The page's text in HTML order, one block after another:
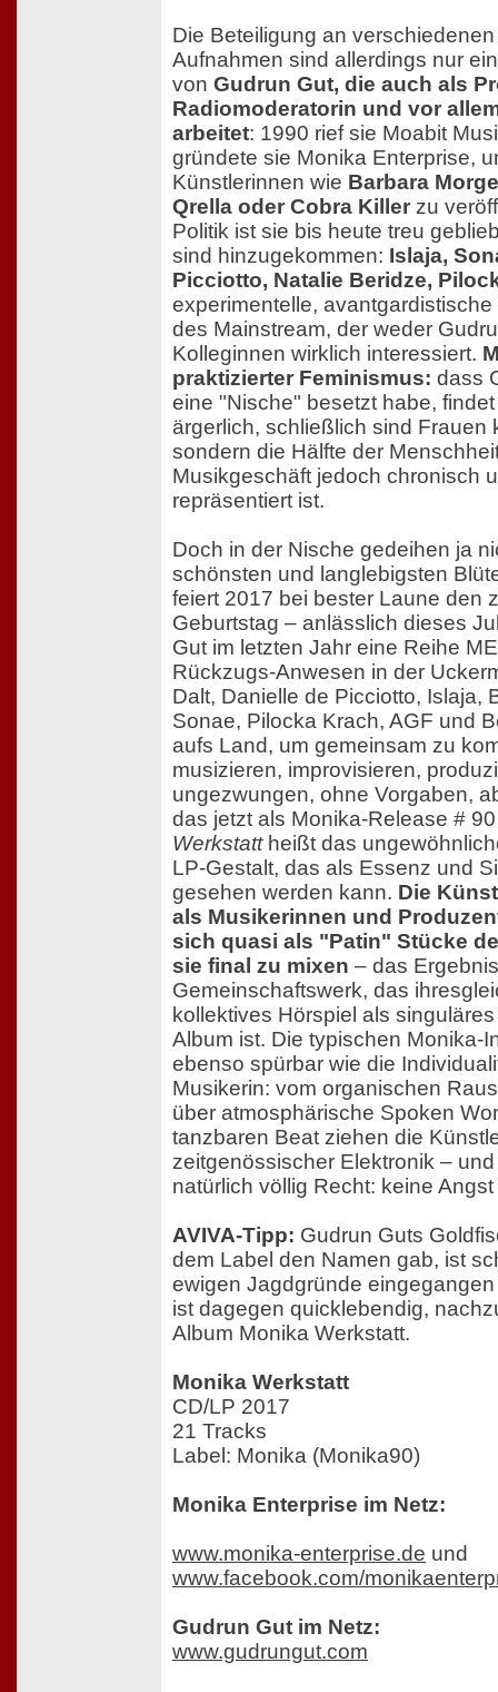
Die Beteiligung an
Aufnahmen sind allerdings nur
von Gudrun Gut, die auch als
Radiomoderatorin und vor
arbeitet: 1990 rief sie Moabit
gründete sie Monika Enterprise,
Künstlerinnen wie Barbara
Qrella oder Cobra Killer zu
Politik ist sie bis heute treu
sind hinzugekommen: Islaja,
Picciotto, Natalie Beridze,
experimentelle,
des Mainstream, der weder
Kolleginnen wirklich interessiert.
praktizierter Feminismus: dass
eine "Nische" besetzt habe,
ärgerlich, schließlich sind Frauen
sondern die Hälfte der
Musikgeschäft jedoch chronisch
repräsentiert ist.
Doch in der Nische gedeihen ja
schönsten und langlebigsten
feiert 2017 bei bester Laune den
Geburtstag – anlässlich dieses
Gut im letzten Jahr eine Reihe
Rückzugs-Anwesen in der
Dalt, Danielle de Picciotto, Islaja,
Sonae, Pilocka Krach, AGF und
aufs Land, um gemeinsam zu
musizieren, improvisieren,
ungezwungen, ohne Vorgaben,
das jetzt als Monika-Release #
Werkstattheißt das
LP-Gestalt, das als Essenz und
gesehen werden kann. Die
als Musikerinnen und
sich quasi als "Patin" Stücke
sie final zu mixen – das
Gemeinschaftswerk, das
kollektives Hörspiel als
Album ist. Die typischen Monika-
ebenso spürbar wie die
Musikerin: vom organischen
über atmosphärische Spoken
tanzbaren Beat ziehen die
zeitgenössischer Elektronik –
natürlich völlig Recht: keine
AVIVA-Tipp: Gudrun Guts
dem Label den Namen gab, ist
ewigen Jagdgründe
ist dagegen quicklebendig,
Album Monika Werkstatt.
Monika Werkstatt
CD/LP 2017
21 Tracks
Label: Monika (Monika90)
Monika Enterprise im Netz:
www.monika-enterprise.de und
www.facebook.com/
Gudrun Gut im Netz:
www.gudrungut.com